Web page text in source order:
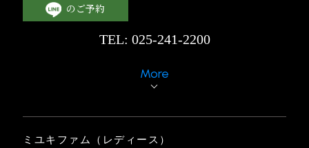
のご予約
TEL: 025-241-2200
More
ミユキファム（レディース）